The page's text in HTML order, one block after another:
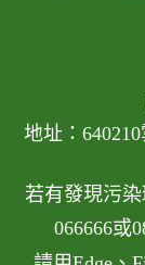
地址：
若有發現污
066666或